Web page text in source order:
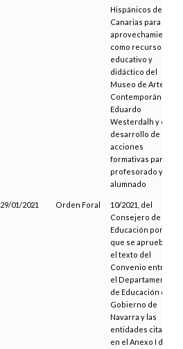
Hispánicos de
Canarias para el
aprovechamiento
como recurso
educativo y
didáctico del
Museo de Arte
Contemporáneo
Eduardo
Westerdalh y el
desarrollo de
acciones
formativas para el
profesorado y
alumnado
29/01/2021 Orden Foral
10/2021, del
Consejero de
Educación por la
que se aprueba
el texto del
Convenio entre
el Departamento
de Educación del
Gobierno de
Navarra y las
entidades citadas
en el Anexo I de la